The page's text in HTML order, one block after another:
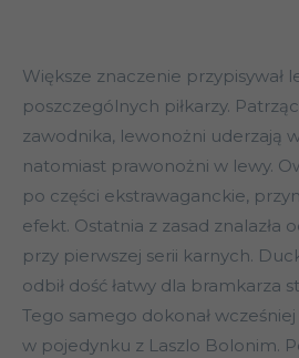
Większe znaczenie przypisywał
poszczególnych piłkarzy.
zawodnika, lewonożni uderzają
natomiast prawonożni w lewy.
po części ekstrawaganckie,
efekt. Ostatnia z zasad znalazła
przy pierwszej serii karnych.
odbił dość łatwy dla bramkarza
Tego samego dokonał
w pojedynku z Laszlo Bolonim.